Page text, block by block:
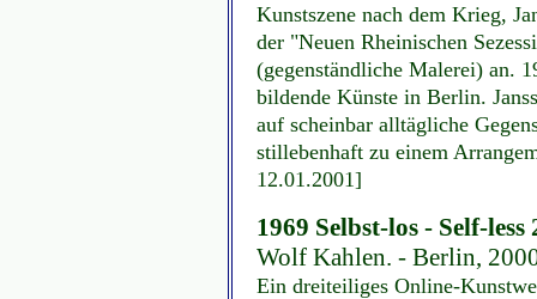
Kunstszene nach dem Krieg,
der "Neuen Rheinischen
(gegenständliche Malerei) an.
bildende Künste in Berlin.
auf scheinbar alltägliche
stillebenhaft zu einem
12.01.2001]
1969 Selbst-los - Self-less
Wolf Kahlen. - Berlin,
Ein dreiteiliges Online-